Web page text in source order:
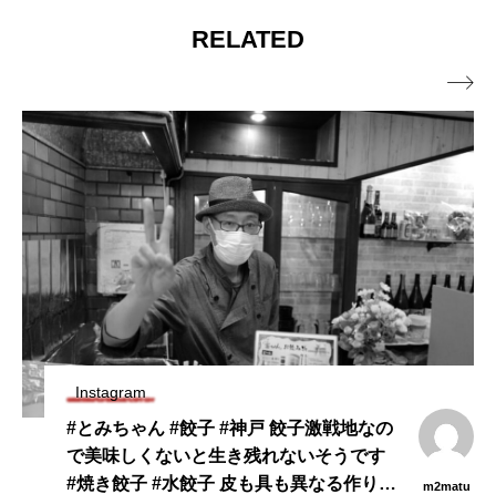
RELATED
Instagram
#とみちゃん #餃子 #神戸 餃子激戦地なの
で美味しくないと生き残れないそうです
#焼き餃子 #水餃子 皮も具も異なる作り
m2matu
